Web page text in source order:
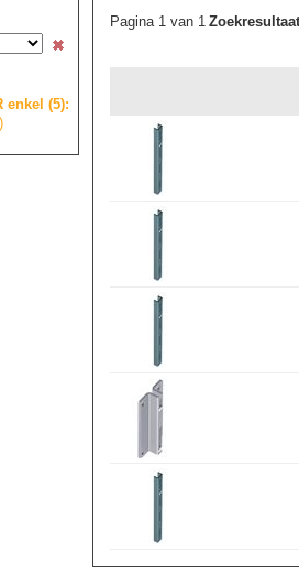
enkel (5):
Pagina 1 van 1Zoekresultaat